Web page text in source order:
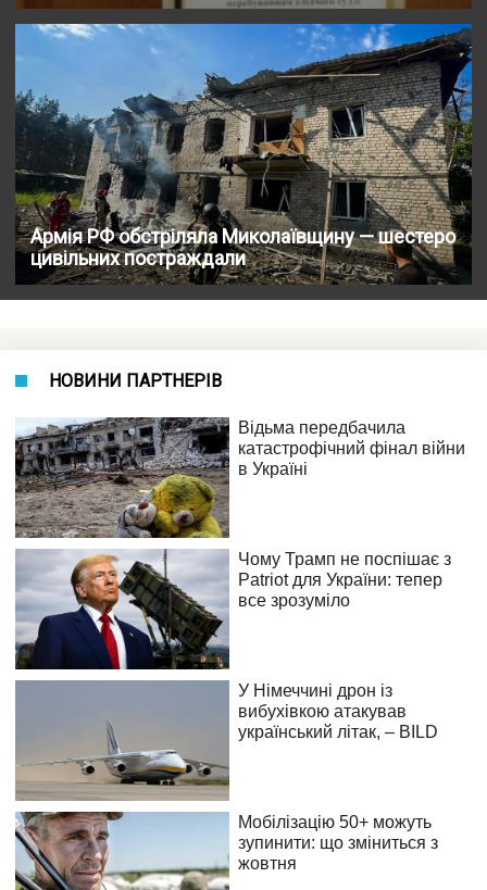
Армія РФ обстріляла Миколаївщину — шестеро
цивільних постраждали
НОВИНИ ПАРТНЕРІВ